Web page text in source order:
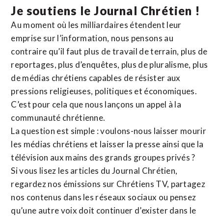
Je soutiens le Journal Chrétien !
Au moment où les milliardaires étendent leur
emprise sur l’information, nous pensons au
contraire qu’il faut plus de travail de terrain, plus de
reportages, plus d’enquêtes, plus de pluralisme, plus
de médias chrétiens capables de résister aux
pressions religieuses, politiques et économiques.
C’est pour cela que nous lançons un appel à la
communauté chrétienne.
La question est simple : voulons-nous laisser mourir
les médias chrétiens et laisser la presse ainsi que la
télévision aux mains des grands groupes privés ?
Si vous lisez les articles du Journal Chrétien,
regardez nos émissions sur Chrétiens TV, partagez
nos contenus dans les réseaux sociaux ou pensez
qu’une autre voix doit continuer d’exister dans le